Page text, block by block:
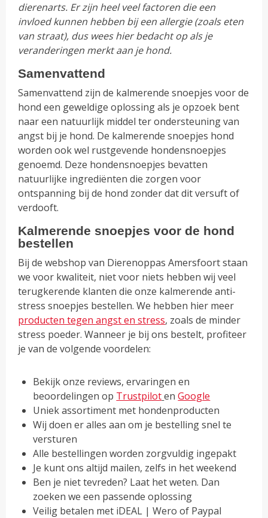
dierenarts. Er zijn heel veel factoren die een
invloed kunnen hebben bij een allergie (zoals eten
van straat), dus wees hier bedacht op als je
veranderingen merkt aan je hond.
Samenvattend
Samenvattend zijn de kalmerende snoepjes voor de
hond een geweldige oplossing als je opzoek bent
naar een natuurlijk middel ter ondersteuning van
angst bij je hond. De kalmerende snoepjes hond
worden ook wel rustgevende hondensnoepjes
genoemd. Deze hondensnoepjes bevatten
natuurlijke ingrediënten die zorgen voor
ontspanning bij de hond zonder dat dit versuft of
verdooft.
Kalmerende snoepjes voor de hond
bestellen
Bij de webshop van Dierenoppas Amersfoort staan
we voor kwaliteit, niet voor niets hebben wij veel
terugkerende klanten die onze kalmerende anti-
stress snoepjes bestellen. We hebben hier meer
producten tegen angst en stress, zoals de minder
stress poeder. Wanneer je bij ons bestelt, profiteer
je van de volgende voordelen:
Bekijk onze reviews, ervaringen en
beoordelingen op TrustpilotenGoogle
Uniek assortiment met hondenproducten
Wij doen er alles aan om je bestelling snel te
versturen
Alle bestellingen worden zorgvuldig ingepakt
Je kunt ons altijd mailen, zelfs in het weekend
Ben je niet tevreden? Laat het weten. Dan
zoeken we een passende oplossing
Veilig betalen met iDEAL | Wero of Paypal